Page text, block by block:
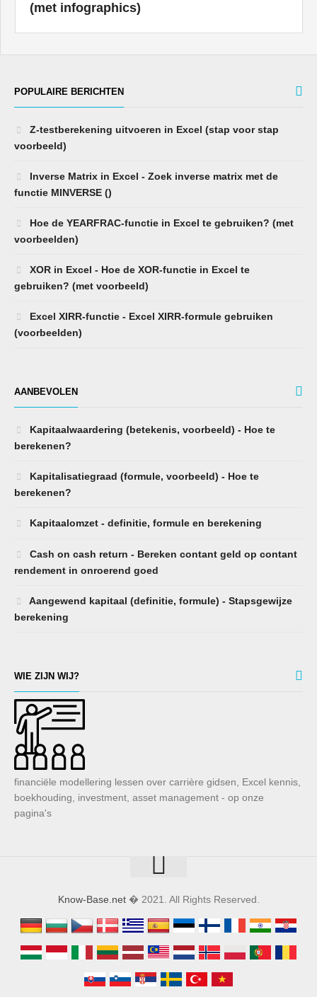
(met infographics)
POPULAIRE BERICHTEN
Z-testberekening uitvoeren in Excel (stap voor stap
voorbeeld)
Inverse Matrix in Excel - Zoek inverse matrix met de
functie MINVERSE ()
Hoe de YEARFRAC-functie in Excel te gebruiken? (met
voorbeelden)
XOR in Excel - Hoe de XOR-functie in Excel te
gebruiken? (met voorbeeld)
Excel XIRR-functie - Excel XIRR-formule gebruiken
(voorbeelden)
AANBEVOLEN
Kapitaalwaardering (betekenis, voorbeeld) - Hoe te
berekenen?
Kapitalisatiegraad (formule, voorbeeld) - Hoe te
berekenen?
Kapitaalomzet - definitie, formule en berekening
Cash on cash return - Bereken contant geld op contant
rendement in onroerend goed
Aangewend kapitaal (definitie, formule) - Stapsgewijze
berekening
WIE ZIJN WIJ?
financiële modellering lessen over carrière gidsen, Excel kennis,
boekhouding, investment, asset management - op onze
pagina's
Know-Base.net� 2021. All Rights Reserved.